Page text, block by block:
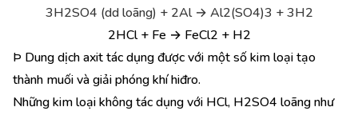
3H2SO4 (dd loãng) + 2Al → Al2(SO4)3 + 3H2
2HCl + Fe → FeCl2 + H2
Þ Dung dịch axit tác dụng được với một số kim loại tạo
thành muối và giải phóng khí hiđro.
Những kim loại không tác dụng với HCl, H2SO4 loãng như